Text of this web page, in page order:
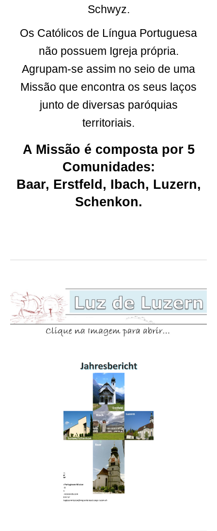
Schwyz.
Os Católicos de Língua Portuguesa
não possuem Igreja própria.
Agrupam-se assim no seio de uma
Missão que encontra os seus laços
junto de diversas paróquias
territoriais.
A Missão é composta por 5
Comunidades:
Baar, Erstfeld, Ibach, Luzern,
Schenkon.